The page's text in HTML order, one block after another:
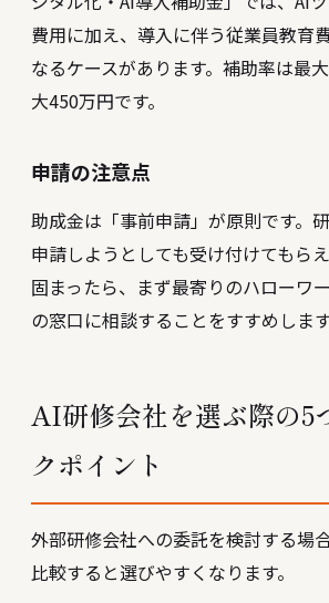
費用に加え、導入に伴う従業員教育
なるケースがあります。補助率は最
大450万円です。
申請の注意点
助成金は「事前申請」が原則です。
申請しようとしても受け付けてもら
固まったら、まず最寄りのハローワ
の窓口に相談することをすすめします
AI研修会社を選ぶ際の5
クポイント
外部研修会社への委託を検討する場
比較すると選びやすくなります。